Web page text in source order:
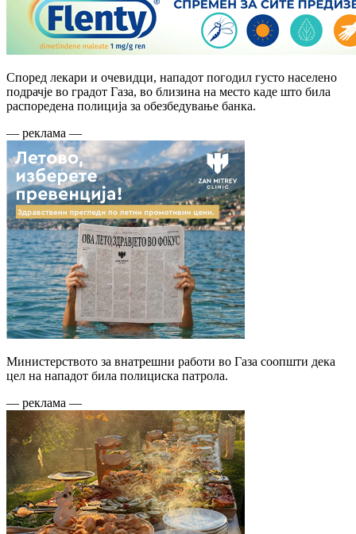
Според лекари и очевидци, нападот погодил густо населено
подрачје во градот Газа, во близина на место каде што била
распоредена полиција за обезбедување банка.
— реклама —
Министерството за внатрешни работи во Газа соопшти дека
цел на нападот била полициска патрола.
— реклама —